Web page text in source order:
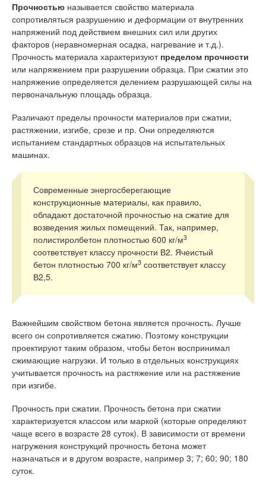
Прочностью называется свойство материала
сопротивляться разрушению и деформации от внутренних
напряжений под действием внешних сил или других
факторов (неравномерная осадка, нагревание и т.д.).
Прочность материала характеризуют пределом прочности
или напряжением при разрушении образца. При сжатии это
напряжение определяется делением разрушающей силы на
первоначальную площадь образца.
Различают пределы прочности материалов при сжатии,
растяжении, изгибе, срезе и пр. Они определяются
испытанием стандартных образцов на испытательных
машинах.
Современные энергосберегающие
конструкционные материалы, как правило,
обладают достаточной прочностью на сжатие для
возведения жилых помещений. Так, например,
полистиролбетон плотностью 600 кг/м3
соответствует классу прочности В2. Ячеистый
бетон плотностью 700 кг/м3 соответствует классу
В2,5.
Важнейшим свойством бетона является прочность. Лучше
всего он сопротивляется сжатию. Поэтому конструкции
проектируют таким образом, чтобы бетон воспринимал
сжимающие нагрузки. И только в отдельных конструкциях
учитывается прочность на растяжение или на растяжение
при изгибе.
Прочность при сжатии. Прочность бетона при сжатии
характеризуется классом или маркой (которые определяют
чаще всего в возрасте 28 суток). В зависимости от времени
нагружения конструкций прочность бетона может
назначаться и в другом возрасте, например 3; 7; 60; 90; 180
суток.